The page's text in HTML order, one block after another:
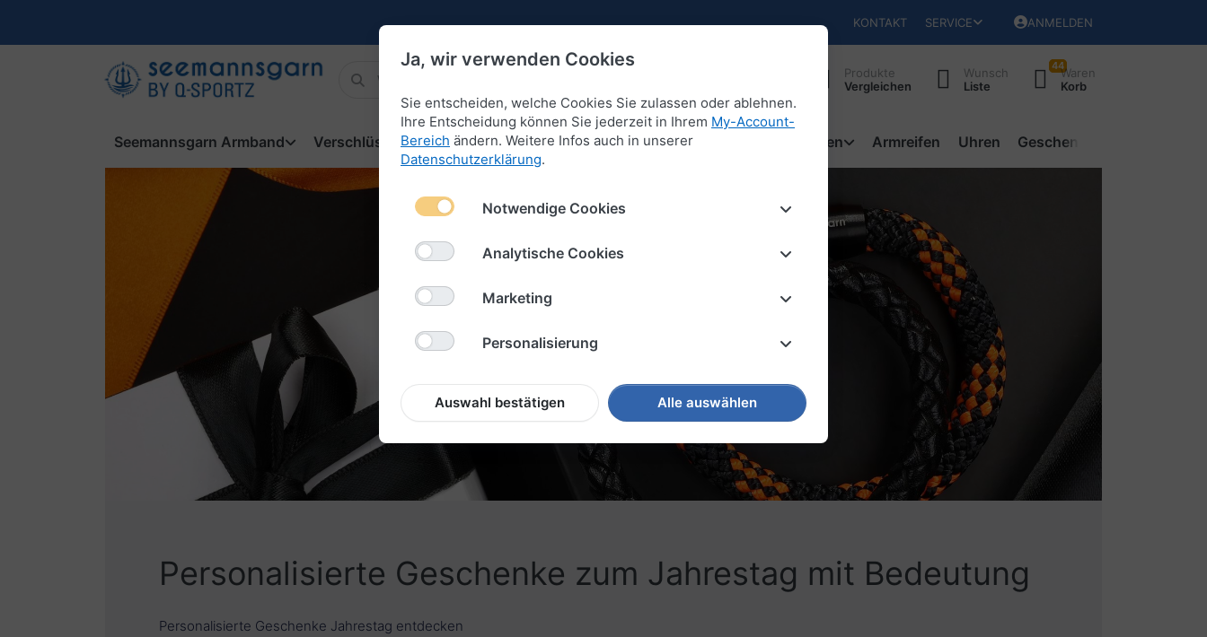
KONTAKT SERVICE ANMELDEN
Produkte
Vergleichen
Wunsch
Liste
44Waren
Korb
Seemannsgarn Armband Verschlüsse für Armbänder Anhänger für Armbänder Schlüsselketten Armreifen Uhren Geschenke
Personalisierte Geschenke zum Jahrestag mit Bedeutung
Personalisierte Geschenke Jahrestag entdecken
Ja, wir verwenden Cookies
Sie entscheiden, welche Cookies Sie zulassen oder ablehnen.
Ihre Entscheidung können Sie jederzeit in Ihrem My-Account-
Bereich ändern. Weitere Infos auch in unserer
Datenschutzerklärung.
Notwendige Cookies
Analytische Cookies
Marketing
Personalisierung
Auswahl bestätigen Alle auswählen